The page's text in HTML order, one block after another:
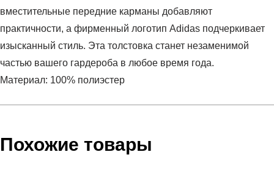
вместительные передние карманы добавляют
практичности, а фирменный логотип Adidas подчеркивает
изысканный стиль. Эта толстовка станет незаменимой
частью вашего гардероба в любое время года.
Материал: 100% полиэстер
Пол:мужской
Заказ берется в работу только после оплаты счета.
Счет заранее согласовывается с клиентом.
Похожие товары